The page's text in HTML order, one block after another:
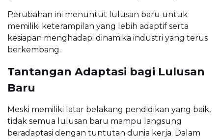
Perubahan ini menuntut lulusan baru untuk
memiliki keterampilan yang lebih adaptif serta
kesiapan menghadapi dinamika industri yang terus
berkembang.
Tantangan Adaptasi bagi Lulusan
Baru
Meski memiliki latar belakang pendidikan yang baik,
tidak semua lulusan baru mampu langsung
beradaptasi dengan tuntutan dunia kerja. Dalam